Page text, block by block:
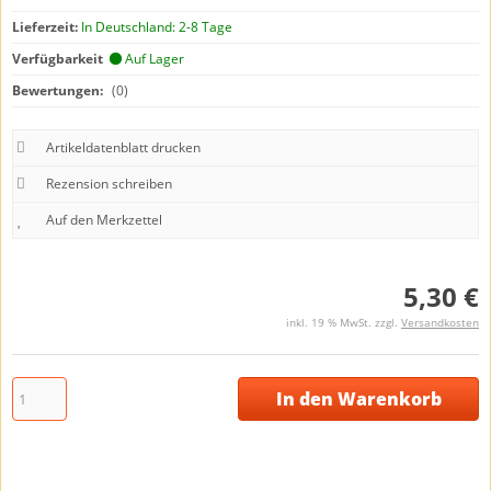
Lieferzeit: In Deutschland: 2-8 Tage
Verfügbarkeit
Auf Lager
Bewertungen: (0)
Artikeldatenblatt drucken
Rezension schreiben
5,30 €
inkl. 19 % MwSt. zzgl. Versandkosten
In den Warenkorb